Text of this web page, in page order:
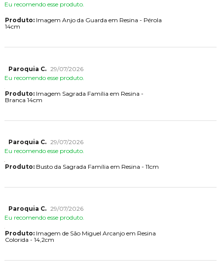
Eu recomendo esse produto.
Produto:Imagem Anjo da Guarda em Resina - Pérola
14cm
Paroquia C. 29/07/2026
Eu recomendo esse produto.
Produto:Imagem Sagrada Família em Resina -
Branca 14cm
Paroquia C. 29/07/2026
Eu recomendo esse produto.
Produto:Busto da Sagrada Família em Resina - 11cm
Paroquia C. 29/07/2026
Eu recomendo esse produto.
Produto:Imagem de São Miguel Arcanjo em Resina
Colorida - 14,2cm